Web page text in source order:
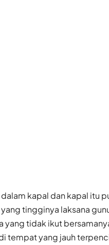
kapal dan kapal itu
tingginya laksana
yang tidak ikut
tempat yang jauh